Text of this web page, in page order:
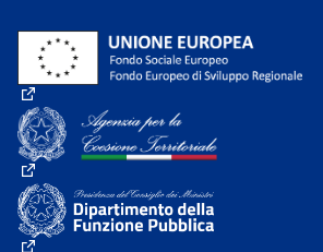
(Collegamento esterno)
(Collegamento esterno)